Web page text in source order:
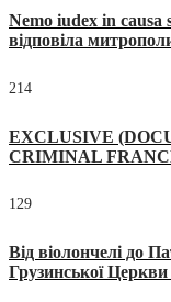
Nemo iudex in causa
відповіла
214
EXCLUSIVE
CRIMINAL
129
Від віолончелі до
Грузинської